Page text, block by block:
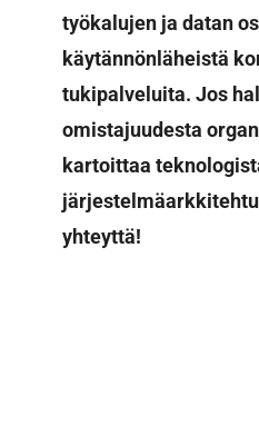
työkalujen ja datan
käytännönläheistä
tukipalveluita. Jos
omistajuudesta
kartoittaa
yhteyttä!